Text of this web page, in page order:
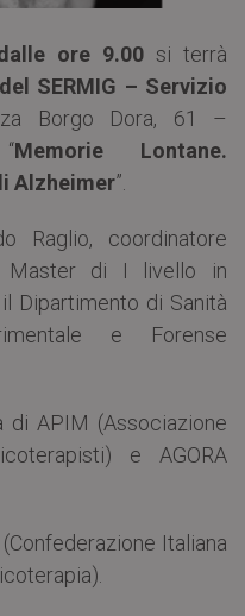
ore 9.00si terrà
SERMIG – Servizio
Borgo Dora, 61 –
Memorie Lontane.
Alzheimer”.
Raglio, coordinatore
Master di I livello in
Dipartimento di Sanità
e Forense
APIM (Associazione
e AGORA
Italiana